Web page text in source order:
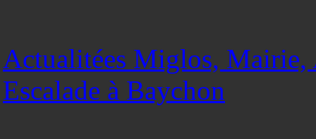
Actualitées Miglos, Mairie,
Escalade à Baychon